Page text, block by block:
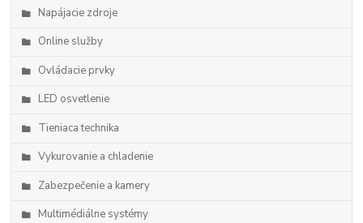
Napájacie zdroje
Online služby
Ovládacie prvky
LED osvetlenie
Tieniaca technika
Vykurovanie a chladenie
Zabezpečenie a kamery
Multimédiálne systémy